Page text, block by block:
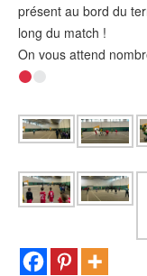
présent au bord du
long du match !
On vous attend